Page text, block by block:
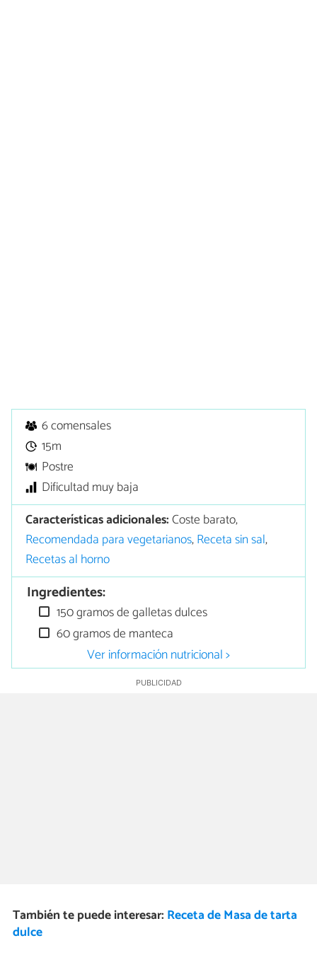
6 comensales
15m
Postre
Dificultad muy baja
Características adicionales:Coste barato,
Recomendada para vegetarianos,Receta sin sal,
Recetas al horno
Ingredientes:
150 gramos de galletas dulces
60 gramos de manteca
Ver información nutricional >
También te puede interesar: Receta de Masa de tarta
dulce